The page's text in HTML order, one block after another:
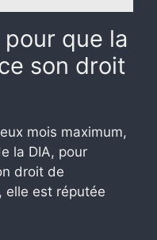
que la
son droit
mois maximum,
la DIA, pour
droit de
elle est réputée